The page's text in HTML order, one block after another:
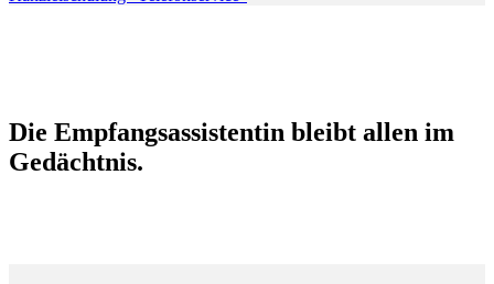
Die Empfangsassistentin bleibt allen im
Gedächtnis.